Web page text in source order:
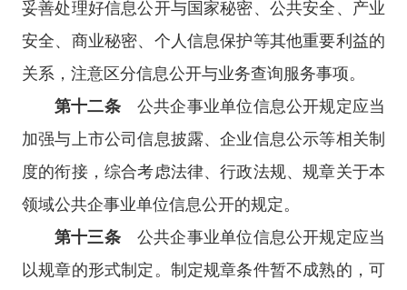
妥善处理好信息公开与国家秘密、公共安全、产业
安全、商业秘密、个人信息保护等其他重要利益的
关系，注意区分信息公开与业务查询服务事项。
第十二条公共企事业单位信息公开规定应当
加强与上市公司信息披露、企业信息公示等相关制
度的衔接，综合考虑法律、行政法规、规章关于本
领域公共企事业单位信息公开的规定。
第十三条公共企事业单位信息公开规定应当
以规章的形式制定。制定规章条件暂不成熟的，可